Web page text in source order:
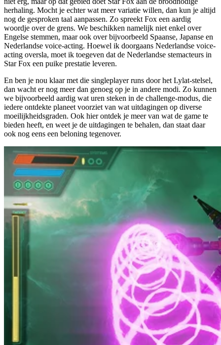
herhaling. Mocht je echter wat meer variatie willen, dan kun je altijd
nog de gesproken taal aanpassen. Zo spreekt Fox een aardig
woordje over de grens. We beschikken namelijk niet enkel over
Engelse stemmen, maar ook over bijvoorbeeld Spaanse, Japanse en
Nederlandse voice-acting. Hoewel ik doorgaans Nederlandse voice-
acting oversla, moet ik toegeven dat de Nederlandse stemacteurs in
Star Fox een puike prestatie leveren.
En ben je nou klaar met die singleplayer runs door het Lylat-stelsel,
dan wacht er nog meer dan genoeg op je in andere modi. Zo kunnen
we bijvoorbeeld aardig wat uren steken in de challenge-modus, die
iedere ontdekte planeet voorziet van wat uitdagingen op diverse
moeilijkheidsgraden. Ook hier ontdek je meer van wat de game te
bieden heeft, en weet je de uitdagingen te behalen, dan staat daar
ook nog eens een beloning tegenover.